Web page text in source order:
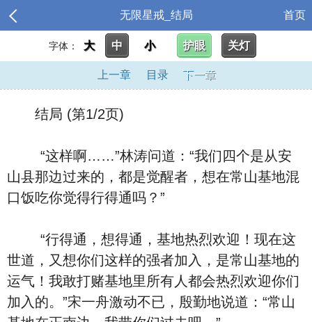
无限星戒_结局 首页
字体： 大 中 小 护眼 关灯
上一章 目录 下一章
结局 (第1/2页)
“这样啊……”林涛问道：“我们四个是从安
山县那边过来的，都是觉醒者，想在常山基地混
口饭吃你觉得行得通吗？”
“行得通，想得通，基地热烈欢迎！现在这
世道，又想你们这样的强者加入，是常山基地的
运气！我敢打赌基地里所有人都会热烈欢迎你们
加入的。”宋一舟激动不已，殷勤地说道：“常山